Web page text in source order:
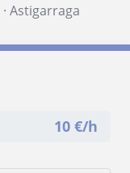
· Astigarraga
10 €/h